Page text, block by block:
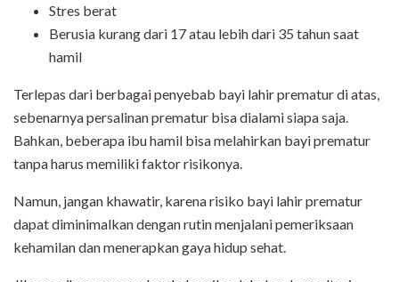
Stres berat
Berusia kurang dari 17 atau lebih dari 35 tahun saat
hamil
Terlepas dari berbagai penyebab bayi lahir prematur di atas,
sebenarnya persalinan prematur bisa dialami siapa saja.
Bahkan, beberapa ibu hamil bisa melahirkan bayi prematur
tanpa harus memiliki faktor risikonya.
Namun, jangan khawatir, karena risiko bayi lahir prematur
dapat diminimalkan dengan rutin menjalani pemeriksaan
kehamilan dan menerapkan gaya hidup sehat.